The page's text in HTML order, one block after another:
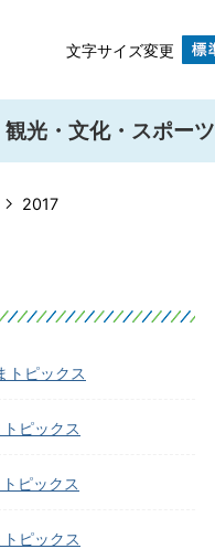
文字サイズ変更
観光・文化・スポーツ
2017
トピックス
ピックス
ピックス
ピックス